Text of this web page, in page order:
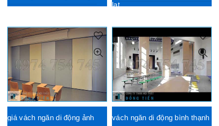
lạt
giá vách ngăn di động ảnh
vách ngăn di động bình thạnh